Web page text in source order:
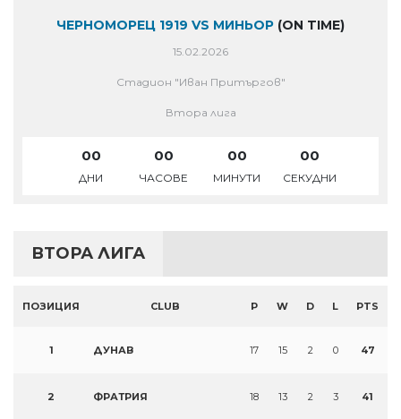
ЧЕРНОМОРЕЦ 1919 VS МИНЬОР (ON TIME)
15.02.2026
Стадион "Иван Притъргов"
Втора лига
00
ДНИ
00
ЧАСОВЕ
00
МИНУТИ
00
СЕКУДНИ
ВТОРА ЛИГА
ПОЗИЦИЯ CLUB P W D L PTS
1 ДУНАВ 17 15 2 0 47
2 ФРАТРИЯ 18 13 2 3 41